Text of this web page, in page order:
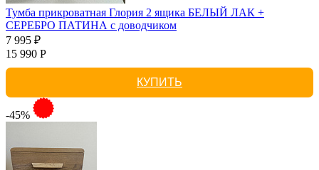
Тумба прикроватная Глория 2 ящика БЕЛЫЙ ЛАК +
СЕРЕБРО ПАТИНА с доводчиком
7 995 ₽
15 990 Р
КУПИТЬ
-45%